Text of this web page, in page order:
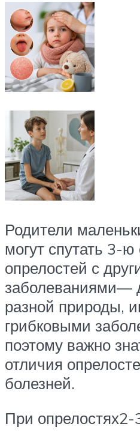
Родители
могут спутать 3-ю
опрелостей с
заболеваниями—
разной природы,
грибковыми
поэтому важно
отличия
болезней.
При опрелостях2-